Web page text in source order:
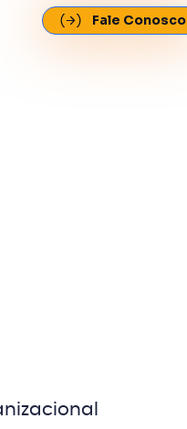
Fale Conosco